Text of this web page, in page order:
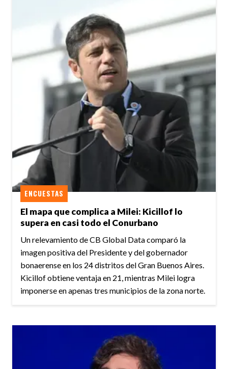
El mapa que complica a Milei: Kicillof lo
supera en casi todo el Conurbano
ENCUESTAS
Un relevamiento de CB Global Data comparó la
imagen positiva del Presidente y del gobernador
bonaerense en los 24 distritos del Gran Buenos Aires.
Kicillof obtiene ventaja en 21, mientras Milei logra
imponerse en apenas tres municipios de la zona norte.